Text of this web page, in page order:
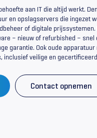
aan IT die altijd werkt.
en opslagservers die ingezet
of digitale prijssystemen.
– nieuw of refurbished – snel
garantie. Ook oude apparatuur
inclusief veilige en
Contact opnemen